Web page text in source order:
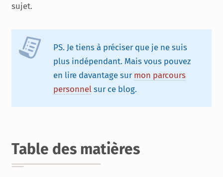
sujet.
PS. Je tiens à préciser que je ne suis
plus indépendant. Mais vous pouvez
en lire davantage sur mon parcours
personnel sur ce blog.
Table des matières